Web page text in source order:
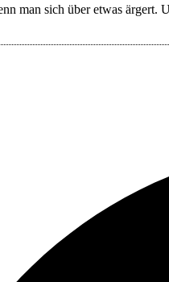
man sich über etwas